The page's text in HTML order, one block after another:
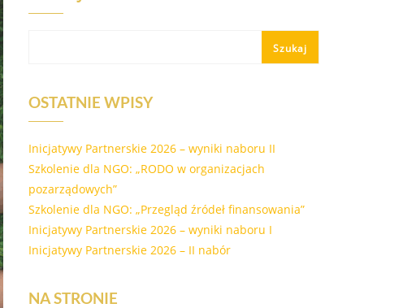
Szukaj
OSTATNIE WPISY
Inicjatywy Partnerskie 2026 – wyniki naboru II
Szkolenie dla NGO: „RODO w organizacjach
pozarządowych”
Szkolenie dla NGO: „Przegląd źródeł finansowania”
Inicjatywy Partnerskie 2026 – wyniki naboru I
Inicjatywy Partnerskie 2026 – II nabór
NA STRONIE